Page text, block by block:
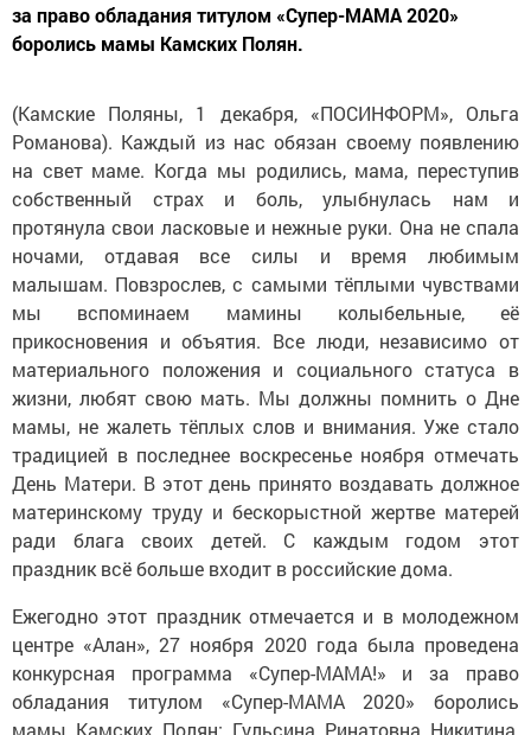
за право обладания титулом «Супер-МАМА 2020»
боролись мамы Камских Полян.
(Камские Поляны, 1 декабря, «ПОСИНФОРМ», Ольга
Романова). Каждый из нас обязан своему появлению
на свет маме. Когда мы родились, мама, переступив
собственный страх и боль, улыбнулась нам и
протянула свои ласковые и нежные руки. Она не спала
ночами, отдавая все силы и время любимым
малышам. Повзрослев, с самыми тёплыми чувствами
мы вспоминаем мамины колыбельные, её
прикосновения и объятия. Все люди, независимо от
материального положения и социального статуса в
жизни, любят свою мать. Мы должны помнить о Дне
мамы, не жалеть тёплых слов и внимания. Уже стало
традицией в последнее воскресенье ноября отмечать
День Матери. В этот день принято воздавать должное
материнскому труду и бескорыстной жертве матерей
ради блага своих детей. С каждым годом этот
праздник всё больше входит в российские дома.
Ежегодно этот праздник отмечается и в молодежном
центре «Алан», 27 ноября 2020 года была проведена
конкурсная программа «Супер-МАМА!» и за право
обладания титулом «Супер-МАМА 2020» боролись
мамы Камских Полян: Гульсина Ринатовна Никитина,